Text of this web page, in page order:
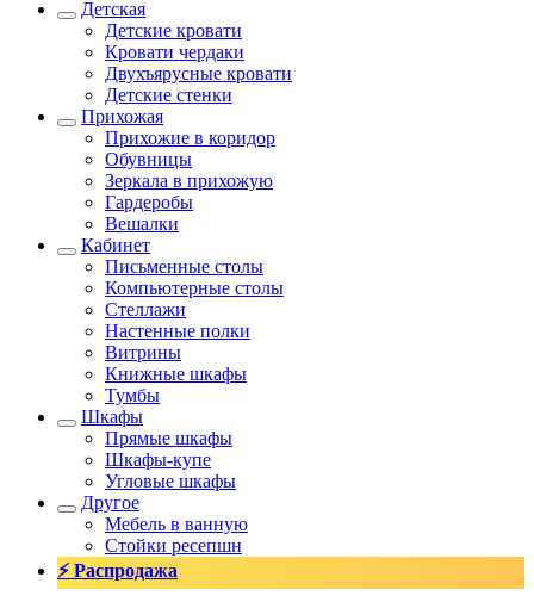
Детская
Детские кровати
Кровати чердаки
Двухъярусные кровати
Детские стенки
Прихожая
Прихожие в коридор
Обувницы
Зеркала в прихожую
Гардеробы
Вешалки
Кабинет
Письменные столы
Компьютерные столы
Стеллажи
Настенные полки
Витрины
Книжные шкафы
Тумбы
Шкафы
Прямые шкафы
Шкафы-купе
Угловые шкафы
Другое
Мебель в ванную
Стойки ресепшн
⚡ Распродажа